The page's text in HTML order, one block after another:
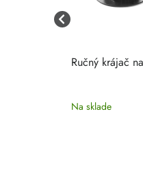
Ručný krájač
Na sklade